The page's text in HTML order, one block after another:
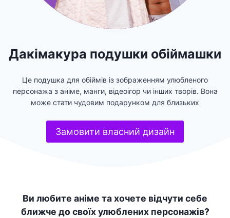
Дакімакура подушки обіймашки
Це подушка для обіймів із зображенням улюбленого
персонажа з аніме, манги, відеоігор чи інших творів. Вона
може стати чудовим подарунком для близьких
Замовити власний дизайн
Ви любите аніме та хочете відчути себе
ближче до своїх улюблених персонажів?